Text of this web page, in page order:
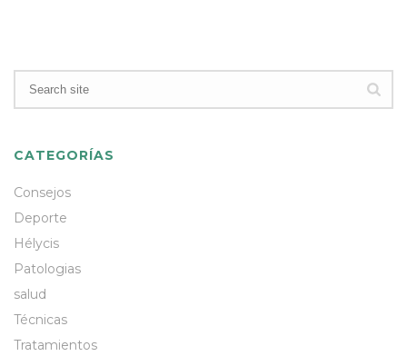
CATEGORÍAS
Consejos
Deporte
Hélycis
Patologias
salud
Técnicas
Tratamientos